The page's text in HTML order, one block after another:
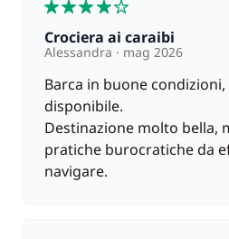
Crociera ai caraibi
Alessandra mag 2026
Barca in buone
disponibile.
Destinazione molto bella,
pratiche burocratiche da
navigare.